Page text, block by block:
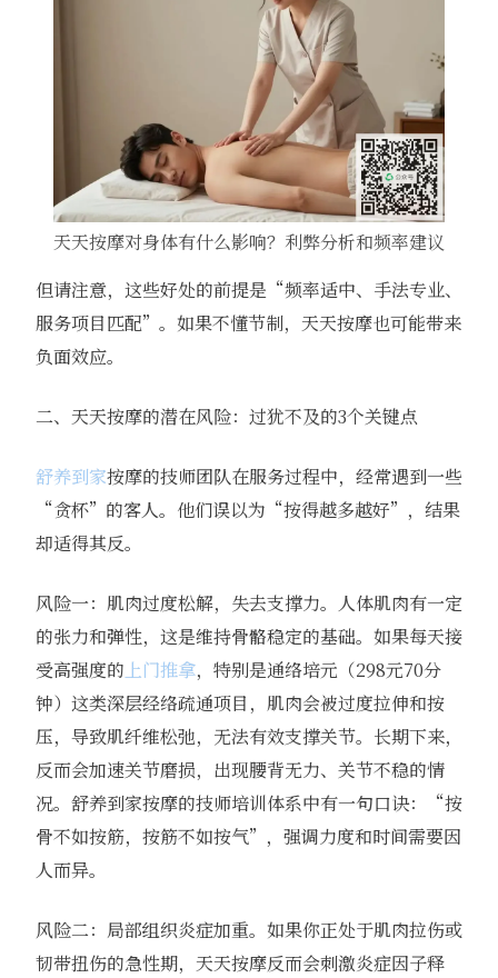
天天按摩对身体有什么影响？利弊分析和频率建议
但请注意，这些好处的前提是“频率适中、手法专业、
服务项目匹配”。如果不懂节制，天天按摩也可能带来
负面效应。
二、天天按摩的潜在风险：过犹不及的3个关键点
舒养到家按摩的技师团队在服务过程中，经常遇到一些
“贪杯”的客人。他们误以为“按得越多越好”，结果
却适得其反。
风险一：肌肉过度松解，失去支撑力。人体肌肉有一定
的张力和弹性，这是维持骨骼稳定的基础。如果每天接
受高强度的 上门推拿，特别是通络培元（298元70分
钟）这类深层经络疏通项目，肌肉会被过度拉伸和按
压，导致肌纤维松弛，无法有效支撑关节。长期下来，
反而会加速关节磨损，出现腰背无力、关节不稳的情
况。舒养到家按摩的技师培训体系中有一句口诀：“按
骨不如按筋，按筋不如按气”，强调力度和时间需要因
人而异。
风险二：局部组织炎症加重。如果你正处于肌肉拉伤或
韧带扭伤的急性期，天天按摩反而会刺激炎症因子释